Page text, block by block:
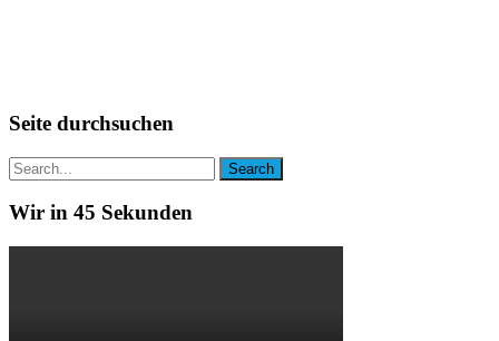
Seite durchsuchen
Wir in 45 Sekunden